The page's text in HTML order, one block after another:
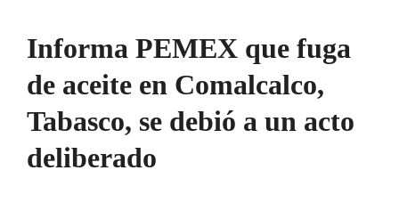
Informa PEMEX que fuga
de aceite en Comalcalco,
Tabasco, se debió a un acto
deliberado